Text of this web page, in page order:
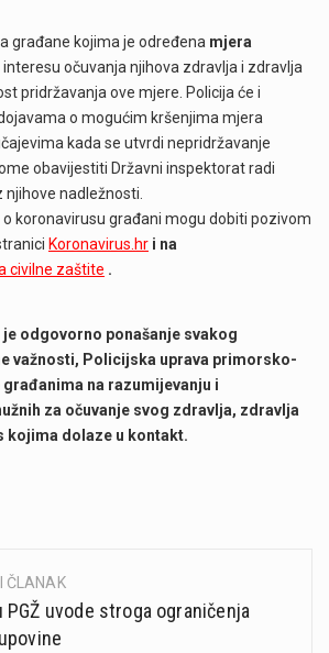
građane kojima je određena mjera
interesu očuvanja njihova zdravlja i zdravlja
pridržavanja ove mjere. Policija će i
o mogućim kršenjima mjera
kada se utvrdi nepridržavanje
obavijestiti Državni inspektorat radi
nadležnosti.
koronavirusu građani mogu dobiti pozivom
Koronavirus.hr i na
civilne zaštite .
odgovorno ponašanje svakog
važnosti, Policijska uprava primorsko-
na razumijevanju i
za očuvanje svog zdravlja, zdravlja
kojima dolaze u kontakt.
ČLANAK
PGŽ uvode stroga ograničenja